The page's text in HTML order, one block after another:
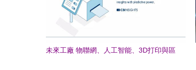
未來工廠 物聯網、人工智能、3D打印與區